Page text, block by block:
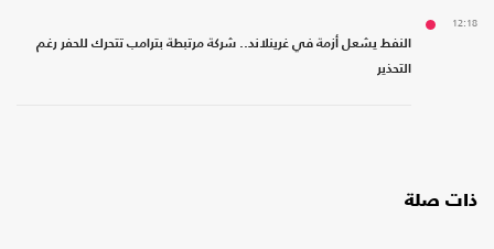
12:18
النفط يشعل أزمة في غرينلاند.. شركة مرتبطة بترامب تتحرك للحفر رغم
التحذير
ذات صلة